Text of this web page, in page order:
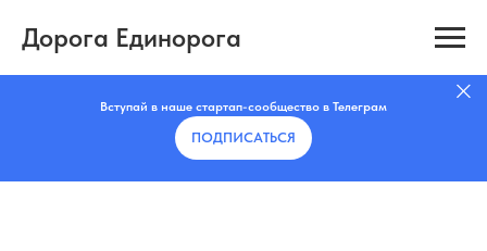
Дорога Единорога
Вступай в наше стартап-сообщество в Телеграм
ПОДПИСАТЬCЯ